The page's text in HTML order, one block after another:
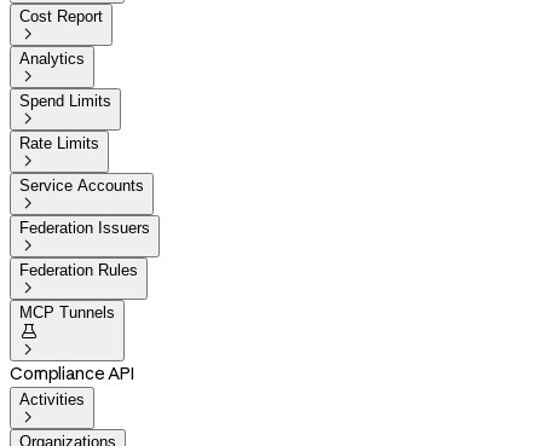
Cost Report

Analytics

Spend Limits

Rate Limits

Service Accounts

Federation Issuers

Federation Rules

MCP Tunnels


Compliance API
Activities

Organizations